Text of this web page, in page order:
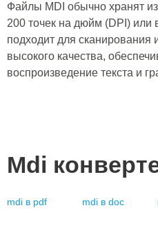
Файлы MDI обычно хранят
200 точек на дюйм (DPI)
подходит для сканирования
высокого качества,
воспроизведение текста и
Mdi
mdi в pdf mdi в doc